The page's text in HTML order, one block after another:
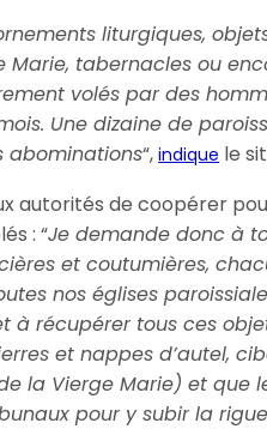
liturgiques,
tabernacles ou
volés par des
Une dizaine de
abominations“,indique le
autorités de coopérer
: “Je demande donc à
et coutumières,
nos églises
à récupérer tous ces
et nappes d’autel,
la Vierge Marie) et que
pour y subir la